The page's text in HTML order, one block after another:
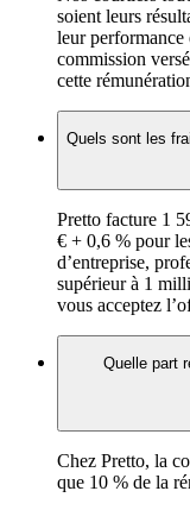
soient leurs
leur performance
commission
cette
Quels sont les
Pretto facture 1
€ + 0,6 % pour
d’entreprise,
supérieur à 1
vous acceptez
Quelle part
Chez Pretto, la
que 10 % de la